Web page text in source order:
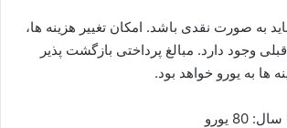
به صورت نقدی باشد. امکان تغییر هزینه ها،
وجود دارد. مبالغ پرداختی بازگشت پذیر
ها به یورو خواهد بود.